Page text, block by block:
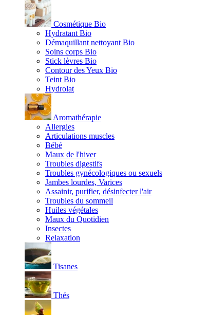
Cosmétique Bio
Hydratant Bio
Démaquillant nettoyant Bio
Soins corps Bio
Stick lèvres Bio
Contour des Yeux Bio
Teint Bio
Hydrolat
Aromathérapie
Allergies
Articulations muscles
Bébé
Maux de l'hiver
Troubles digestifs
Troubles gynécologiques ou sexuels
Jambes lourdes, Varices
Assainir, purifier, désinfecter l'air
Troubles du sommeil
Huiles végétales
Maux du Quotidien
Insectes
Relaxation
Tisanes
Thés